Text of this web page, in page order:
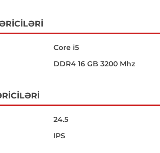
Core i5
DDR4 16 GB 3200 Mhz
24.5
IPS